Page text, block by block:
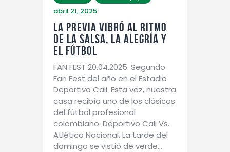
abril 21, 2025
LA PREVIA VIBRÓ AL RITMO
DE LA SALSA, LA ALEGRÍA Y
EL FÚTBOL
FAN FEST 20.04.2025. Segundo
Fan Fest del año en el Estadio
Deportivo Cali. Esta vez, nuestra
casa recibía uno de los clásicos
del fútbol profesional
colombiano. Deportivo Cali Vs.
Atlético Nacional. La tarde del
domingo se vistió de verde…